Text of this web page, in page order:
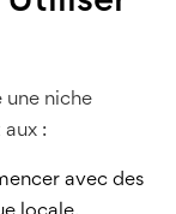
une niche
:
avec des